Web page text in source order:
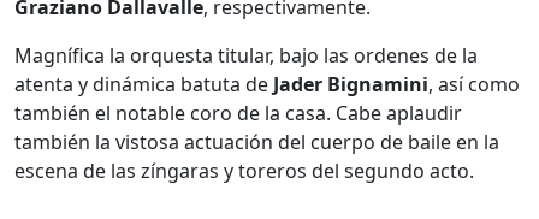
Graziano Dallavalle, respectivamente.
Magnífica la orquesta titular, bajo las ordenes de la
atenta y dinámica batuta deJader Bignamini, así como
también el notable coro de la casa. Cabe aplaudir
también la vistosa actuación del cuerpo de baile en la
escena de las zíngaras y toreros del segundo acto.